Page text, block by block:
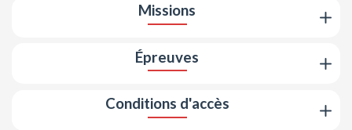
Missions
Épreuves
Conditions d'accès